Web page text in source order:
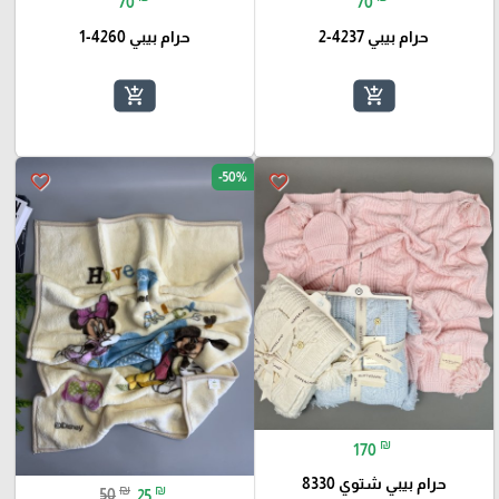
حرام بيبي 4237-2
add_shopping_cart
حرام بيبي 4260-1
add_shopping_cart
favorite_border
170 ₪
حرام بيبي شتوي 8330
favorite_border -50%
50 ₪ 25 ₪